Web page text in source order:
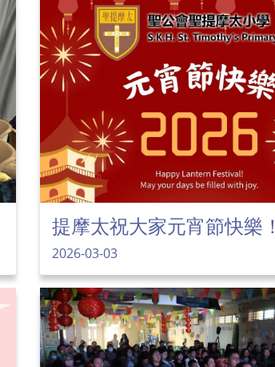
提摩太祝大家元宵節快樂！
2026-03-03